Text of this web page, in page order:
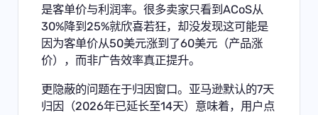
是客单价与利润率。很多卖家只看到ACoS从
30%降到25%就欣喜若狂，却没发现这可能是
因为客单价从50美元涨到了60美元（产品涨
价），而非广告效率真正提升。
更隐蔽的问题在于归因窗口。亚马逊默认的7天
归因（2026年已延长至14天）意味着，用户点